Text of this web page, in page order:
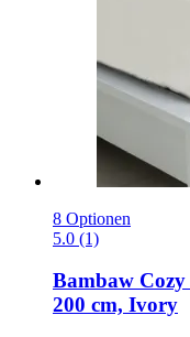
8 Optionen
5.0 (1)
Bambaw Cozy
200 cm, Ivory